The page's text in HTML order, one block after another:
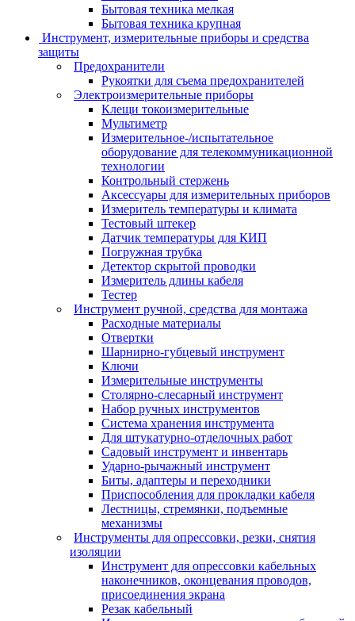
Бытовая техника мелкая
Бытовая техника крупная
Инструмент, измерительные приборы и средства
защиты
Предохранители
Рукоятки для съема предохранителей
Электроизмерительные приборы
Клещи токоизмерительные
Мультиметр
Измерительное-/испытательное
оборудование для телекоммуникационной
технологии
Контрольный стержень
Аксессуары для измерительных приборов
Измеритель температуры и климата
Тестовый штекер
Датчик температуры для КИП
Погружная трубка
Детектор скрытой проводки
Измеритель длины кабеля
Тестер
Инструмент ручной, средства для монтажа
Расходные материалы
Отвертки
Шарнирно-губцевый инструмент
Ключи
Измерительные инструменты
Столярно-слесарный инструмент
Набор ручных инструментов
Система хранения инструмента
Для штукатурно-отделочных работ
Садовый инструмент и инвентарь
Ударно-рычажный инструмент
Биты, адаптеры и переходники
Приспособления для прокладки кабеля
Лестницы, стремянки, подъемные
механизмы
Инструменты для опрессовки, резки, снятия
изоляции
Инструмент для опрессовки кабельных
наконечников, оконцевания проводов,
присоединения экрана
Резак кабельный